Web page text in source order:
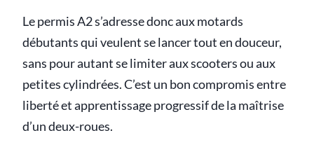
Le permis A2 s’adresse donc aux motards
débutants qui veulent se lancer tout en douceur,
sans pour autant se limiter aux scooters ou aux
petites cylindrées. C’est un bon compromis entre
liberté et apprentissage progressif de la maîtrise
d’un deux-roues.